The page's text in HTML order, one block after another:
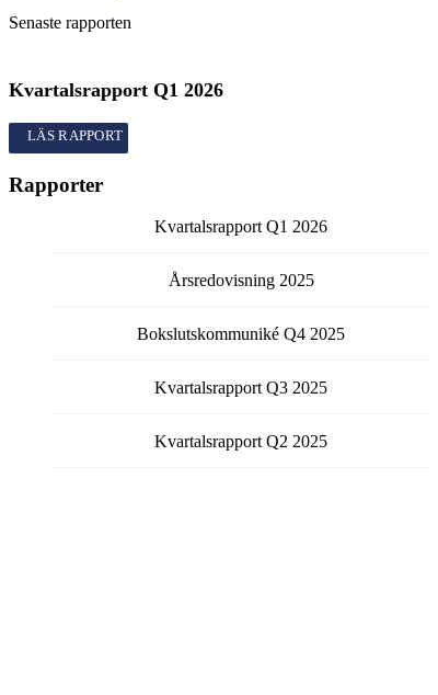
Senaste rapporten
Kvartalsrapport Q1 2026
Kvartalsrapport
Rapporter
Kvartalsrapport Q1 2026
Årsredovisning 2025
Bokslutskommuniké Q4 2025
Kvartalsrapport Q3 2025
Kvartalsrapport Q2 2025